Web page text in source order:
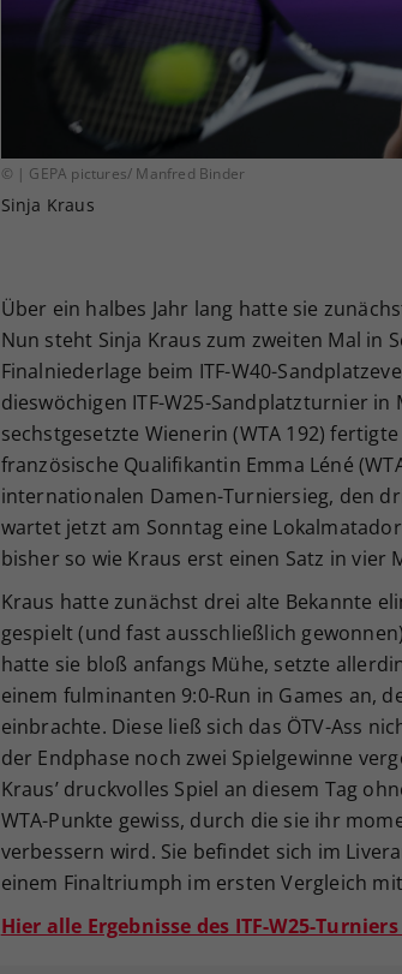
© | GEPA pictures/ Manfred Binder
Sinja Kraus
Über ein halbes Jahr lang hatte sie
Nun steht Sinja Kraus zum zweiten Mal in
Finalniederlage beim ITF-W40-
dieswöchigen ITF-W25-Sandplatzturnier
sechstgesetzte Wienerin (WTA 192)
französische Qualifikantin Emma Léné
internationalen Damen-Turniersieg, den
wartet jetzt am Sonntag eine
bisher so wie Kraus erst einen Satz in vier
Kraus hatte zunächst drei alte Bekannte
gespielt (und fast ausschließlich
hatte sie bloß anfangs Mühe, setzte
einem fulminanten 9:0-Run in Games an,
einbrachte. Diese ließ sich das ÖTV-Ass
der Endphase noch zwei Spielgewinne
Kraus’ druckvolles Spiel an diesem Tag
WTA-Punkte gewiss, durch die sie ihr
verbessern wird. Sie befindet sich im
einem Finaltriumph im ersten Vergleich
Hier alle Ergebnisse des ITF-W25-